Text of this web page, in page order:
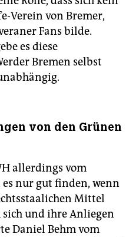
Verein von Bremer,
Fans bilde.
es diese
Bremen selbst
von den Grünen
allerdings vom
nur gut finden, wenn
Mittel
und ihre Anliegen
Daniel Behm vom